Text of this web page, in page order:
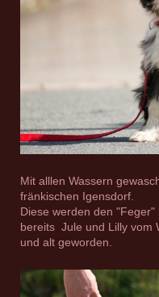
Mit alllen Wassern
fränkischen Igensdorf.
Diese werden den
bereits Jule und Lilly vom
und alt geworden.